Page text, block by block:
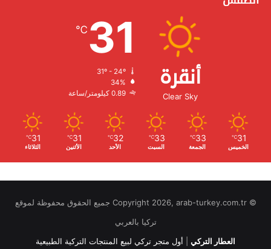
أنقرة
Clear Sky
31
℃
الرطوبة:
الرياح:
31
℃
الخميس
33
℃
الجمعة
33
℃
السبت
32
℃
الأحد
31
℃
الأثنين
31
℃
الثلاثاء
© Copyright 2026, arab-turkey.com.tr جميع الحقوق محفوظة لموقع
تركيا بالعربي
العطار التركي
أول متجر تركي لبيع المنتجات التركية الطبيعية